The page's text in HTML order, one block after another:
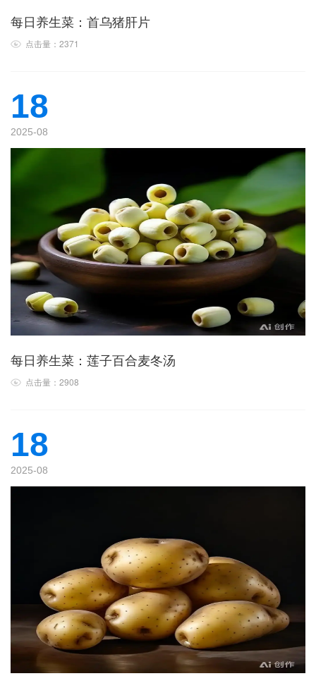
每日养生菜：首乌猪肝片
点击量：2371
18
2025-08
每日养生菜：莲子百合麦冬汤
点击量：2908
18
2025-08